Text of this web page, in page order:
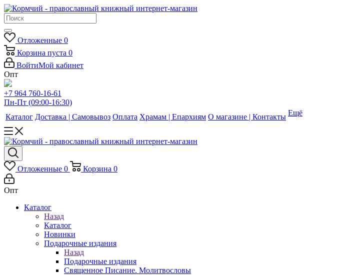
Отложенные 0
Корзина пуста 0
ВойтиМой кабинет
Опт
+7 964 760-16-61
Пн-Пт (09:00-16:30)
Каталог Доставка | Самовывоз Оплата Храмам | Епархиям О магазине | Контакты Ещё
Отложенные 0 Корзина 0
Опт
Каталог
Назад
Каталог
Новинки
Подарочные издания
Назад
Подарочные издания
Священное Писание. Молитвословы